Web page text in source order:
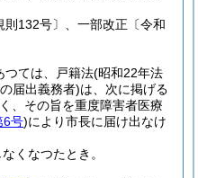
132号〕、一部改正〔令和
つては、戸籍法(昭和22年法
届出義務者)は、次に掲げる
、その旨を重度障害者医療
6号)により市長に届け出なけ
くなつたとき。